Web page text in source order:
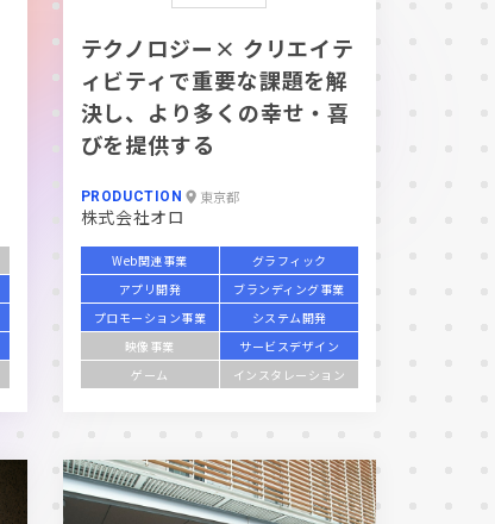
テクノロジー× クリエイテ
ィビティで重要な課題を解
決し、より多くの幸せ・喜
びを提供する
PRODUCTION 東京都
株式会社オロ
Web関連事業
グラフィック
アプリ開発
ブランディング事業
プロモーション事業
システム開発
映像事業
サービスデザイン
ゲーム
インスタレーション